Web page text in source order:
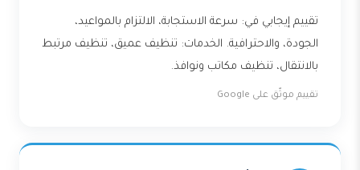
تقييم إيجابي في: سرعة الاستجابة، الالتزام بالمواعيد،
الجودة، والاحترافية. الخدمات: تنظيف عميق، تنظيف مرتبط
بالانتقال، تنظيف مكاتب ونوافذ.
تقييم موثّق على Google